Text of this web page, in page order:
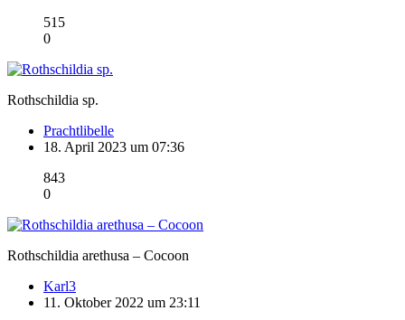
515
0
Rothschildia sp.
Prachtlibelle
18. April 2023 um 07:36
843
0
Rothschildia arethusa – Cocoon
Karl3
11. Oktober 2022 um 23:11